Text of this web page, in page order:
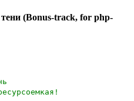
(Bonus-track, for php-